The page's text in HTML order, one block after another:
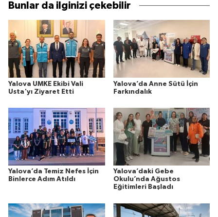
Bunlar da ilginizi çekebilir
Yalova UMKE Ekibi Vali
Usta'yı Ziyaret Etti
Yalova’da Anne Sütü İçin
Farkındalık
Yalova’da Temiz Nefes İçin
Binlerce Adım Atıldı
Yalova’daki Gebe
Okulu’nda Ağustos
Eğitimleri Başladı